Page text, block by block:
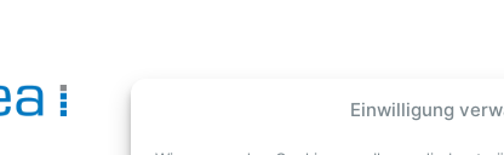
Einwilligung